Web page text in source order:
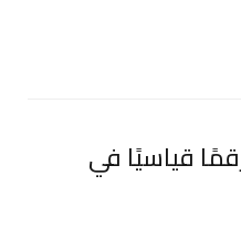
قياسيًا في